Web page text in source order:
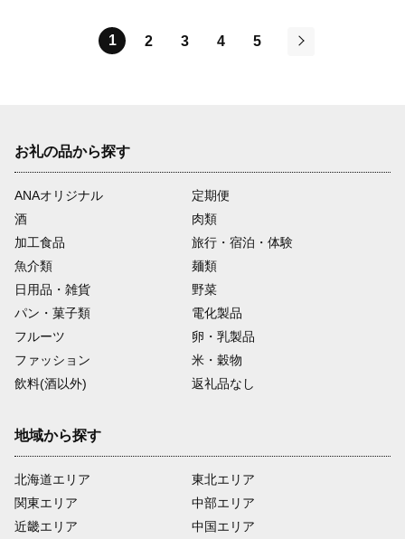
1 2 3 4
5
お礼の品から探す
ANAオリジナル
定期便
酒
肉類
加工食品
旅行・宿泊・体験
魚介類
麺類
日用品・雑貨
野菜
パン・菓子類
電化製品
フルーツ
卵・乳製品
ファッション
米・穀物
飲料(酒以外)
返礼品なし
地域から探す
北海道エリア
関東エリア
近畿エリア
東北エリア
中部エリア
中国エリア